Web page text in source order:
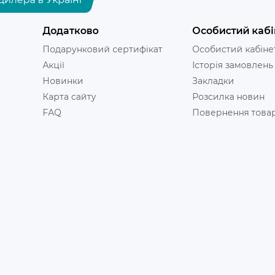
Додатково
Подарунковий сертифікат
Акції
Новинки
Карта сайту
FAQ
Особистий
Особистий
Історія замовлень
Закладки
Розсилка новин
Повернення